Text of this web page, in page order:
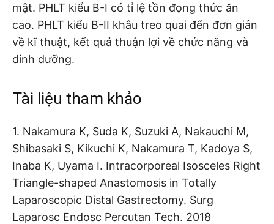
mật. PHLT kiểu B-I có tỉ lệ tồn đọng thức ăn
cao. PHLT kiểu B-II khâu treo quai đến đơn giản
về kĩ thuật, kết quả thuận lợi về chức năng và
dinh dưỡng.
Tài liệu tham khảo
1. Nakamura K, Suda K, Suzuki A, Nakauchi M,
Shibasaki S, Kikuchi K, Nakamura T, Kadoya S,
Inaba K, Uyama I. Intracorporeal Isosceles Right
Triangle-shaped Anastomosis in Totally
Laparoscopic Distal Gastrectomy. Surg
Laparosc Endosc Percutan Tech. 2018